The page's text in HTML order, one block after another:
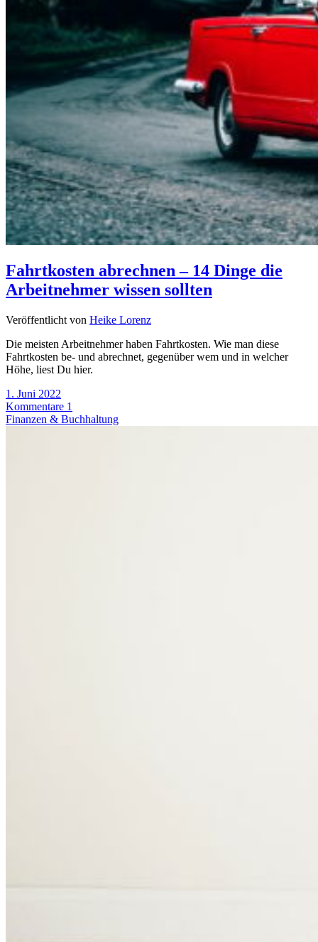
Fahrtkosten abrechnen – 14 Dinge die
Arbeitnehmer wissen sollten
Veröffentlicht von Heike Lorenz
Die meisten Arbeitnehmer haben Fahrtkosten. Wie man diese
Fahrtkosten be- und abrechnet, gegenüber wem und in welcher
Höhe, liest Du hier.
1. Juni 2022
Kommentare 1
Finanzen & Buchhaltung